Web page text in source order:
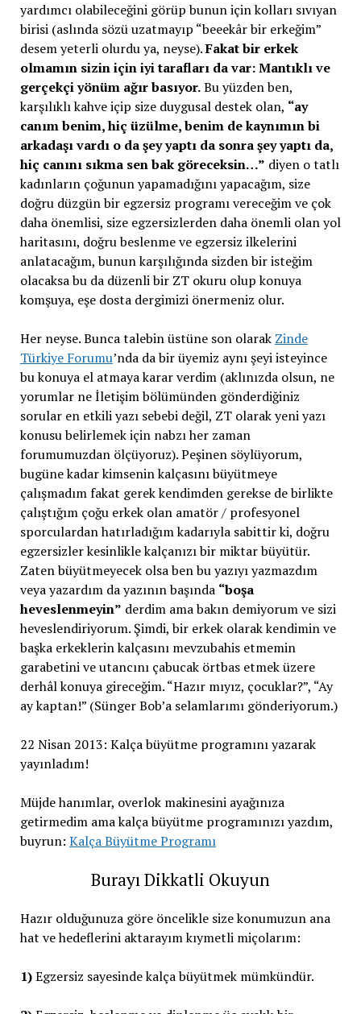
yardımcı olabileceğini görüp bunun için kolları sıvıyan
birisi (aslında sözü uzatmayıp “beeekâr bir erkeğim”
desem yeterli olurdu ya, neyse).Fakat bir erkek
olmamın sizin için iyi tarafları da var: Mantıklı ve
gerçekçi yönüm ağır basıyor.Bu yüzden ben,
karşılıklı kahve içip size duygusal destek olan, “ay
canım benim, hiç üzülme, benim de kaynımın bi
arkadaşı vardı o da şey yaptı da sonra şey yaptı da,
hiç canını sıkma sen bak göreceksin…” diyen o tatlı
kadınların çoğunun yapamadığını yapacağım, size
doğru düzgün bir egzersiz programı vereceğim ve çok
daha önemlisi, size egzersizlerden daha önemli olan yol
haritasını, doğru beslenme ve egzersiz ilkelerini
anlatacağım, bunun karşılığında sizden bir isteğim
olacaksa bu da düzenli bir ZT okuru olup konuya
komşuya, eşe dosta dergimizi önermeniz olur.
Her neyse. Bunca talebin üstüne son olarak Zinde
Türkiye Forumu’nda da bir üyemiz aynı şeyi isteyince
bu konuya el atmaya karar verdim (aklınızda olsun, ne
yorumlar ne İletişim bölümünden gönderdiğiniz
sorular en etkili yazı sebebi değil, ZT olarak yeni yazı
konusu belirlemek için nabzı her zaman
forumumuzdan ölçüyoruz). Peşinen söylüyorum,
bugüne kadar kimsenin kalçasını büyütmeye
çalışmadım fakat gerek kendimden gerekse de birlikte
çalıştığım çoğu erkek olan amatör / profesyonel
sporculardan hatırladığım kadarıyla sabittir ki, doğru
egzersizler kesinlikle kalçanızı bir miktar büyütür.
Zaten büyütmeyecek olsa ben bu yazıyı yazmazdım
veya yazardım da yazının başında “boşa
heveslenmeyin” derdim ama bakın demiyorum ve sizi
heveslendiriyorum. Şimdi, bir erkek olarak kendimin ve
başka erkeklerin kalçasını mevzubahis etmemin
garabetini ve utancını çabucak örtbas etmek üzere
derhâl konuya gireceğim. “Hazır mıyız, çocuklar?”, “Ay
ay kaptan!” (Sünger Bob’a selamlarımı gönderiyorum.)
22 Nisan 2013: Kalça büyütme programını yazarak
yayınladım!
Müjde hanımlar, overlok makinesini ayağınıza
getirmedim ama kalça büyütme programınızı yazdım,
buyrun: Kalça Büyütme Programı
Burayı Dikkatli Okuyun
Hazır olduğunuza göre öncelikle size konumuzun ana
hat ve hedeflerini aktarayım kıymetli miçolarım:
1)Egzersiz sayesinde kalça büyütmek mümkündür.